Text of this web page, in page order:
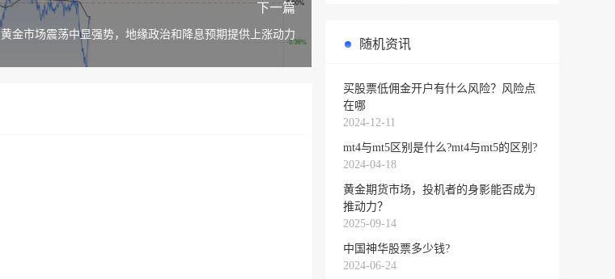
下一篇
黄金市场震荡中显强势，地缘政治和降息预期提供上涨动力
随机资讯
买股票低佣金开户有什么风险？风险点
在哪
2024-12-11
mt4与mt5区别是什么?mt4与mt5的区别?
2024-04-18
黄金期货市场，投机者的身影能否成为
推动力？
2025-09-14
中国神华股票多少钱?
2024-06-24